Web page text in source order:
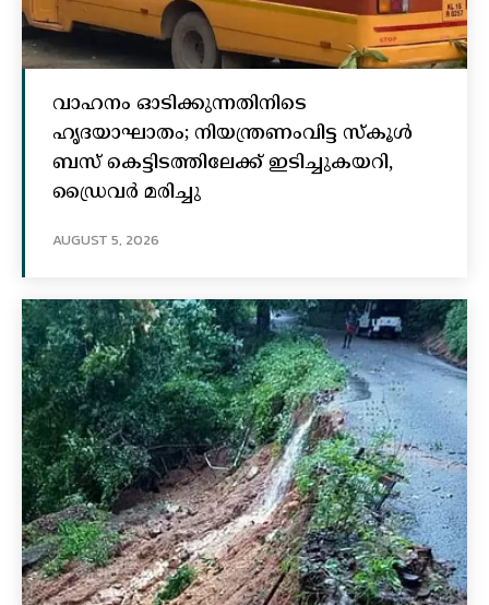
വാഹനം ഓടിക്കുന്നതിനിടെ
ഹൃദയാഘാതം; നിയന്ത്രണംവിട്ട സ്കൂൾ
ബസ് കെട്ടിടത്തിലേക്ക് ഇടിച്ചുകയറി,
ഡ്രൈവർ മരിച്ചു
AUGUST 5, 2026